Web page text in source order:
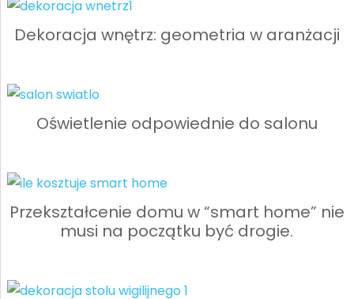
Dekoracja wnętrz: geometria w aranżacji
Oświetlenie odpowiednie do salonu
Przekształcenie domu w “smart home” nie
musi na początku być drogie.